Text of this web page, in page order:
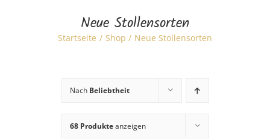
Neue Stollensorten
Startseite Shop Neue Stollensorten
Nach Beliebtheit
68 Produkteanzeigen